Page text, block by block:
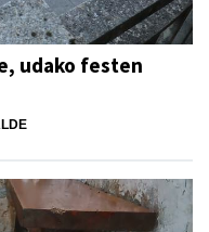
udako festen